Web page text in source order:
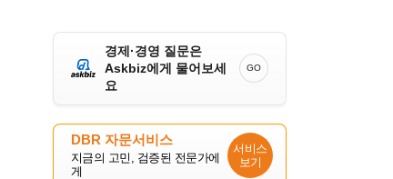
경제·경영 질문은
Askbiz에게 물어보세
요
GO
DBR 자문서비스
지금의 고민, 검증된 전문가에
게
서비스
보기